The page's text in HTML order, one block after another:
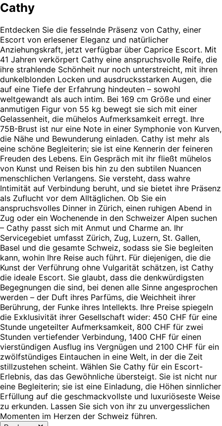
Cathy
Entdecken Sie die fesselnde Präsenz von Cathy, einer
Escort von erlesener Eleganz und natürlicher
Anziehungskraft, jetzt verfügbar über Caprice Escort. Mit
41 Jahren verkörpert Cathy eine anspruchsvolle Reife, die
ihre strahlende Schönheit nur noch unterstreicht, mit ihren
dunkelblonden Locken und ausdrucksstarken Augen, die
auf eine Tiefe der Erfahrung hindeuten – sowohl
weltgewandt als auch intim. Bei 169 cm Größe und einer
anmutigen Figur von 55 kg bewegt sie sich mit einer
Gelassenheit, die mühelos Aufmerksamkeit erregt. Ihre
75B-Brust ist nur eine Note in einer Symphonie von Kurven,
die Nähe und Bewunderung einladen. Cathy ist mehr als
eine schöne Begleiterin; sie ist eine Kennerin der feineren
Freuden des Lebens. Ein Gespräch mit ihr fließt mühelos
von Kunst und Reisen bis hin zu den subtilen Nuancen
menschlichen Verlangens. Sie versteht, dass wahre
Intimität auf Verbindung beruht, und sie bietet ihre Präsenz
als Zuflucht vor dem Alltäglichen. Ob Sie ein
anspruchsvolles Dinner in Zürich, einen ruhigen Abend in
Zug oder ein Wochenende in den Schweizer Alpen suchen
– Cathy passt sich mit Anmut und Charme an. Ihr
Servicegebiet umfasst Zürich, Zug, Luzern, St. Gallen,
Basel und die gesamte Schweiz, sodass sie Sie begleiten
kann, wohin Ihre Reise auch führt. Für diejenigen, die die
Kunst der Verführung ohne Vulgarität schätzen, ist Cathy
die ideale Escort. Sie glaubt, dass die denkwürdigsten
Begegnungen die sind, bei denen alle Sinne angesprochen
werden – der Duft ihres Parfüms, die Weichheit ihrer
Berührung, der Funke ihres Intellekts. Ihre Preise spiegeln
die Exklusivität ihrer Gesellschaft wider: 450 CHF für eine
Stunde ungeteilter Aufmerksamkeit, 800 CHF für zwei
Stunden vertiefender Verbindung, 1400 CHF für einen
vierstündigen Ausflug ins Vergnügen und 2100 CHF für ein
zwölfstündiges Eintauchen in eine Welt, in der die Zeit
stillzustehen scheint. Wählen Sie Cathy für ein Escort-
Erlebnis, das das Gewöhnliche übersteigt. Sie ist nicht nur
eine Begleiterin; sie ist eine Einladung, die Höhen sinnlicher
Erfüllung auf die geschmackvollste und luxuriöseste Weise
zu erkunden. Lassen Sie sich von ihr zu unvergesslichen
Momenten im Herzen der Schweiz führen.